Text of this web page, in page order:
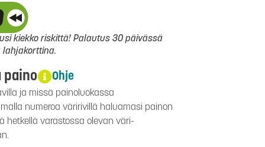
kiekko riskittä! Palautus 30 päivässä
paino Ohje
ja missä painoluokassa
numeroa väririvillä haluamasi painon
hetkellä varastossa olevan väri-